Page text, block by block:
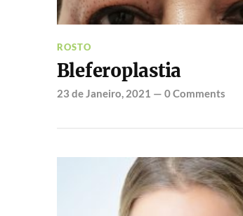
ROSTO
Bleferoplastia
23 de Janeiro, 2021 — 0 Comments